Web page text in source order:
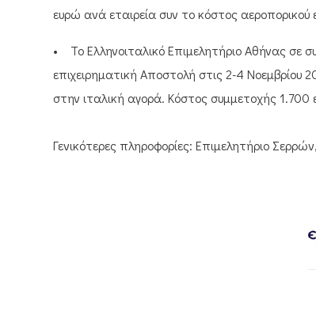
ευρώ ανά εταιρεία συν το κόστος
• Το Ελληνοιταλικό Επιμελητήριο Αθήνας σε
επιχειρηματική Αποστολή στις 2-4
στην ιταλική αγορά. Κόστος συμμετοχής
Γενικότερες πληροφορίες: Επιμελητήριο